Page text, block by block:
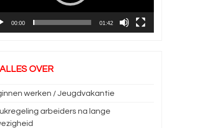
00:00 01:42
ALLES OVER
werken / Jeugdvakantie
arbeiders na lange